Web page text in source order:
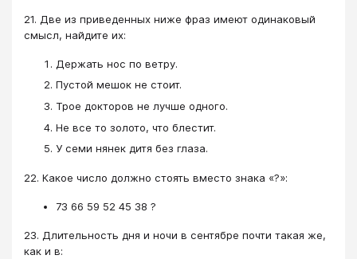
21. Две из приведенных ниже фраз имеют одинаковый
смысл, найдите их:
Держать нос по ветру.
Пустой мешок не стоит.
Трое докторов не лучше одного.
Не все то золото, что блестит.
У семи нянек дитя без глаза.
22. Какое число должно стоять вместо знака «?»:
73 66 59 52 45 38 ?
23. Длительность дня и ночи в сентябре почти такая же,
как и в: